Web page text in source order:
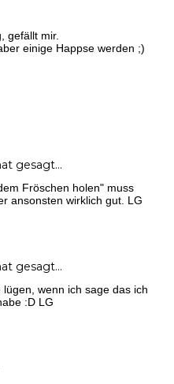
gefällt mir.
einige Happse werden ;)
gesagt…
Fröschen holen" muss
ansonsten wirklich gut. LG
gesagt…
wenn ich sage das ich
:D LG